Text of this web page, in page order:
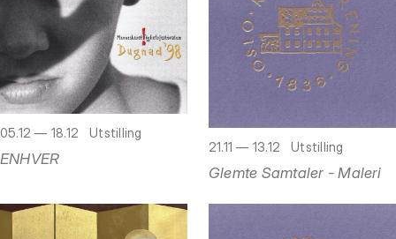
05.12 — 18.12 Utstilling
ENHVER
21.11 — 13.12 Utstilling
Glemte Samtaler - Maleri